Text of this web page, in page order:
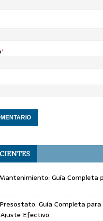
*
Guía Completa
Guía Completa para
Efectivo